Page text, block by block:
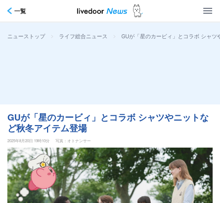
一覧
ニューストップ > ライフ総合ニュース > GUが「星のカービィ」とコラボ シャツ
GUが「星のカービィ」とコラボ シャツやニットな
ど秋冬アイテム登場
2025年8月20日 19時10分 写真：オトナンサー